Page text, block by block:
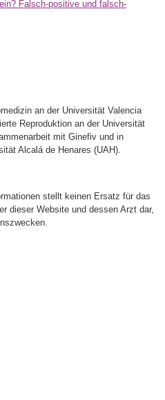
Falsch-positive und falsch-
an der Universität Valencia
Reproduktion an der Universität
mit Ginefiv und in
Alcalá de Henares (UAH).
stellt keinen Ersatz für das
dieser Website und dessen Arzt dar,